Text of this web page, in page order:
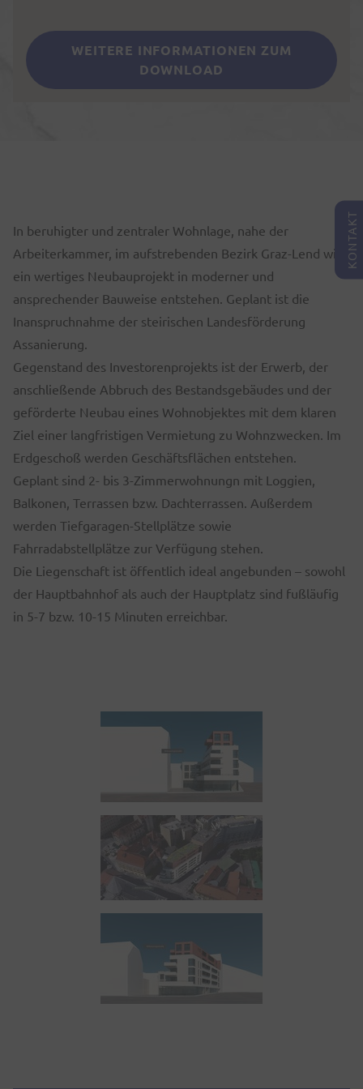
WEITERE INFORMATIONEN ZUM
DOWNLOAD
In beruhigter und zentraler Wohnlage, nahe der
Arbeiterkammer, im aufstrebenden Bezirk Graz-Lend wird
ein wertiges Neubauprojekt in moderner und
ansprechender Bauweise entstehen. Geplant ist die
Inanspruchnahme der steirischen Landesförderung
Assanierung.
Gegenstand des Investorenprojekts ist der Erwerb, der
anschließende Abbruch des Bestandsgebäudes und der
geförderte Neubau eines Wohnobjektes mit dem klaren
Ziel einer langfristigen Vermietung zu Wohnzwecken. Im
Erdgeschoß werden Geschäftsflächen entstehen.
Geplant sind 2- bis 3-Zimmerwohnungn mit Loggien,
Balkonen, Terrassen bzw. Dachterrassen. Außerdem
werden Tiefgaragen-Stellplätze sowie
Fahrradabstellplätze zur Verfügung stehen.
Die Liegenschaft ist öffentlich ideal angebunden – sowohl
der Hauptbahnhof als auch der Hauptplatz sind fußläufig
in 5-7 bzw. 10-15 Minuten erreichbar.
KONTAKT